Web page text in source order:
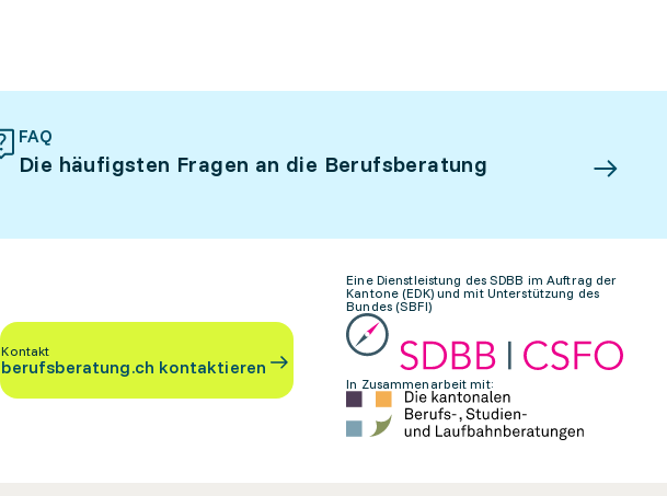
FAQ
Die häufigsten Fragen an die Berufsberatung
Kontakt
berufsberatung.ch kontaktieren
Eine Dienstleistung des SDBB im Auftrag der
Kantone (EDK) und mit Unterstützung des
Bundes (SBFI)
In Zusammenarbeit mit: